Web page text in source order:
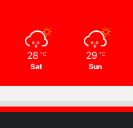
28 ℃
Sat
29 ℃
Sun